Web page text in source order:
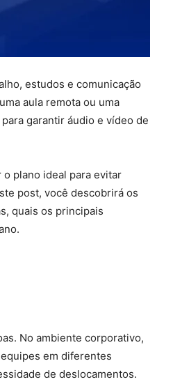
estudos e comunicação
aula remota ou uma
garantir áudio e vídeo de
plano ideal para evitar
post, você descobrirá os
quais os principais
No ambiente corporativo,
em diferentes
de deslocamentos.